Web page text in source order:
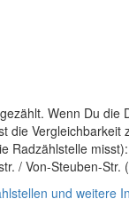
Wenn Du
die
Radzählstelle
/ Von-Steuben-
und weitere